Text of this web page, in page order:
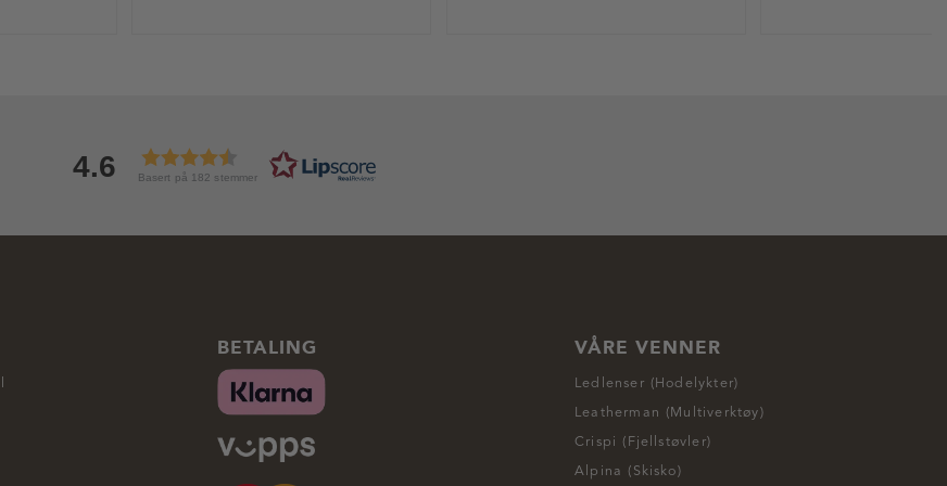
4.6 Basert på 182 stemmer
BETALING VÅRE VENNER
Ledlenser (Hodelykter)
Leatherman (Multiverktøy)
Crispi (Fjellstøvler)
Alpina (Skisko)